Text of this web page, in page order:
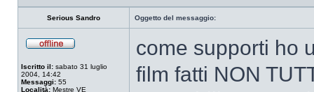
Serious Sandro Oggetto del messaggio:
Iscritto il: sabato 31 luglio
2004, 14:42
Messaggi: 55
Località: Mestre VE
come supporti ho
film fatti NON